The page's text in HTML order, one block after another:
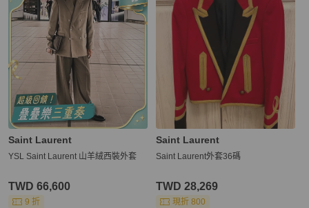
Saint Laurent
YSL Saint Laurent 山羊絨西裝外套
TWD 66,600
9 折
Saint Laurent
Saint Laurent外套36碼
TWD 28,269
現折 800